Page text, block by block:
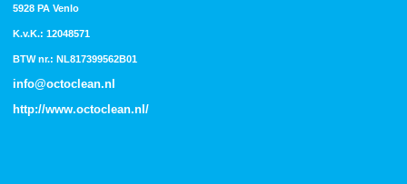
5928 PA Venlo
K.v.K.: 12048571
BTW nr.: NL817399562B01
info@octoclean.nl
http://www.octoclean.nl /